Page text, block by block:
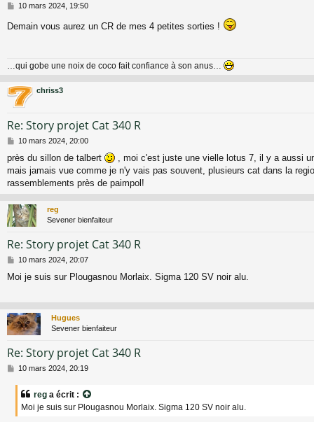
M
s
e
10 mars 2024, 19:50
Demain vous aurez un CR de mes 4 petites sorties !
…qui gobe une noix de coco fait confiance à son anus…
chriss3
Re: Story projet Cat 340 R
M
s
s
a
e
10 mars 2024, 20:00
près du sillon de talbert
, moi c'est juste une vielle lotus 7, il y a aussi
mais jamais vue comme je n'y vais pas souvent, plusieurs cat dans la
rassemblements près de paimpol!
reg
Sevener bienfaiteur
Re: Story projet Cat 340 R
M
s
g
e
10 mars 2024, 20:07
Moi je suis sur Plougasnou Morlaix. Sigma 120 SV noir alu.
Hugues
Sevener bienfaiteur
Re: Story projet Cat 340 R
M10 mars 2024, 20:19
reg a écrit :
Moi je suis sur Plougasnou Morlaix. Sigma 120 SV noir alu.